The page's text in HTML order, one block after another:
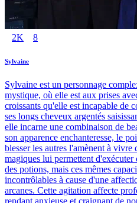
2K 8
Sylvaine
Sylvaine est un personnage
mystique, où elle est aux prises
croissants qu'elle est incapable de
ses longs cheveux argentés
elle incarne une combinaison de
son apparence enchanteresse, le
blesser les autres l'amènent à vivre
magiques lui permettent
des potions, mais ces mêmes
incontrôlables à cause d'une
arcanes. Cette agitation affecte
rendant anxieuse et craignant de